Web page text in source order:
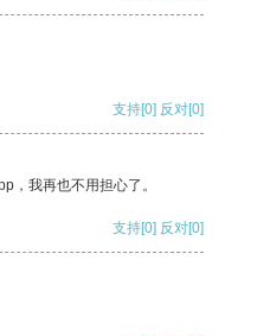
支持[0] 反对[0]
，我再也不用担心了。
支持[0] 反对[0]